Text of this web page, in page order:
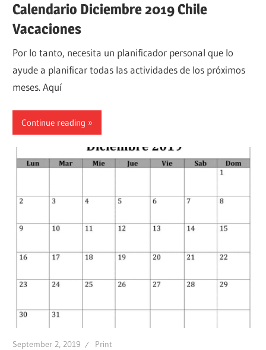
Calendario Diciembre 2019 Chile
Vacaciones
Por lo tanto, necesita un planificador personal que lo
ayude a planificar todas las actividades de los próximos
meses. Aquí
Continue reading
September 2, 2019 Print